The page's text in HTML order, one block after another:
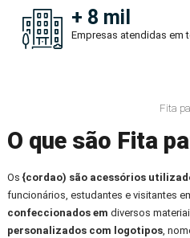
+ 8 mil
Empresas atendidas em
Fita
O que são Fita
Os {cordao) são acessórios
funcionários, estudantes e visitantes
confeccionados em diversos
personalizados com logotipos,